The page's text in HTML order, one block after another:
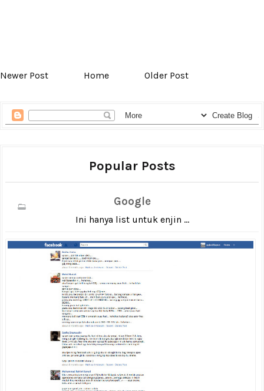
Newer Post Home Older Post
Popular Posts
Google
Ini hanya list untuk enjin ...